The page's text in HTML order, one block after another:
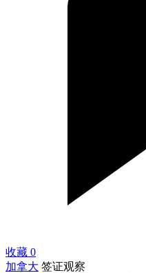
收藏 0
加拿大 签证观察